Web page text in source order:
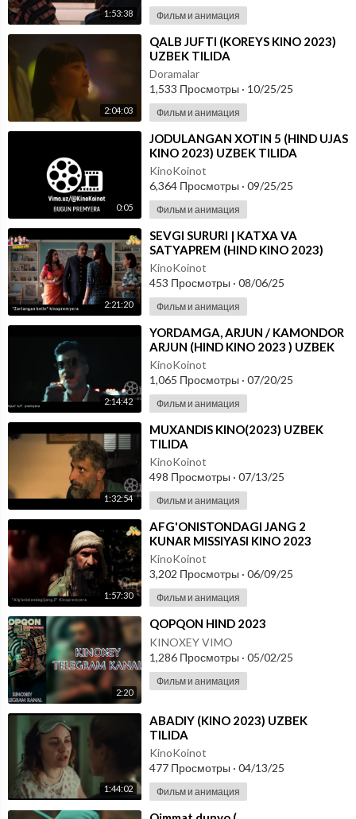
1:53:38 Фильм и анимация
2:04:03
⁣QALB JUFTI (KOREYS KINO 2023)
UZBEK TILIDA
Doramalar
1,533 Просмотры · 10/25/25
Фильм и анимация
0:05
⁣JODULANGAN XOTIN 5 (HIND UJAS
KINO 2023) UZBEK TILIDA
KinoKoinot
6,364 Просмотры · 09/25/25
Фильм и анимация
2:21:20
⁣SEVGI SURURI | KATXA VA
SATYAPREM (HIND KINO 2023)
UZBEK TILIDA
KinoKoinot
453 Просмотры · 08/06/25
Фильм и анимация
2:14:42
⁣YORDAMGA, ARJUN / KAMONDOR
ARJUN (HIND KINO 2023 ) UZBEK
TILIDA
KinoKoinot
1,065 Просмотры · 07/20/25
Фильм и анимация
1:32:54
⁣MUXANDIS KINO(2023) UZBEK
TILIDA
KinoKoinot
498 Просмотры · 07/13/25
Фильм и анимация
1:57:30
⁣AFG'ONISTONDAGI JANG 2
KUNAR MISSIYASI KINO 2023
UZBEK TILIDA
KinoKoinot
3,202 Просмотры · 06/09/25
Фильм и анимация
2:20
⁣QOPQON HIND 2023
KINOXEY VIMO
1,286 Просмотры · 05/02/25
Фильм и анимация
1:44:02
⁣ABADIY (KINO 2023) UZBEK
TILIDA
KinoKoinot
477 Просмотры · 04/13/25
Фильм и анимация